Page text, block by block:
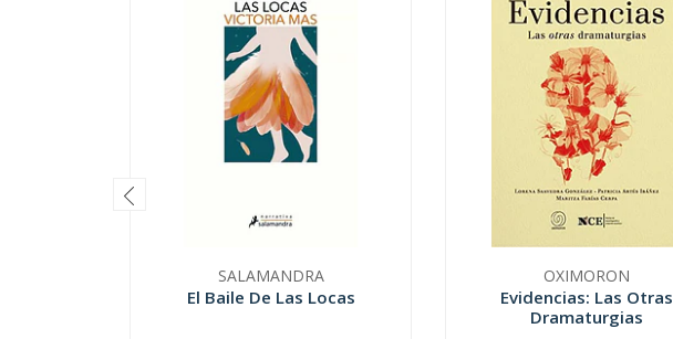
SALAMANDRA
El Baile De Las Locas
OXIMORON
Evidencias: Las Otras
Dramaturgias